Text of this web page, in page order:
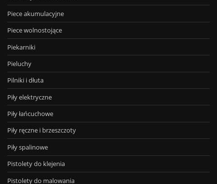
Piece akumulacyjne
Piece wolnostojące
Piekarniki
Pieluchy
Pilniki i dłuta
Piły elektryczne
Piły łańcuchowe
Piły ręczne i brzeszczoty
Piły spalinowe
Pistolety do klejenia
Pistolety do malowania